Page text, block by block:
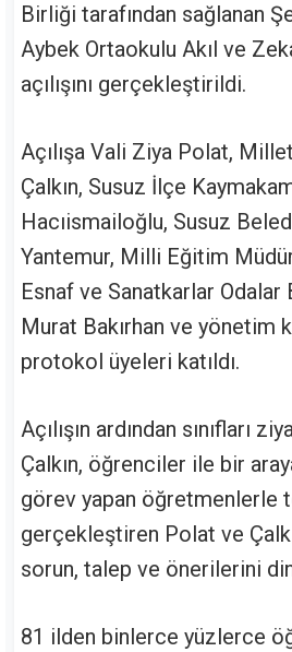
Birliği tarafından sağlanan
Aybek Ortaokulu Akıl ve Zeka
açılışını gerçekleştirildi.
Açılışa Vali Ziya Polat,
Çalkın, Susuz İlçe
Hacıismailoğlu, Susuz
Yantemur, Milli Eğitim
Esnaf ve Sanatkarlar Odalar
Murat Bakırhan ve yönetim
protokol üyeleri katıldı.
Açılışın ardından sınıfları
Çalkın, öğrenciler ile bir
görev yapan öğretmenlerle
gerçekleştiren Polat ve
sorun, talep ve önerilerini
81 ilden binlerce yüzlerce